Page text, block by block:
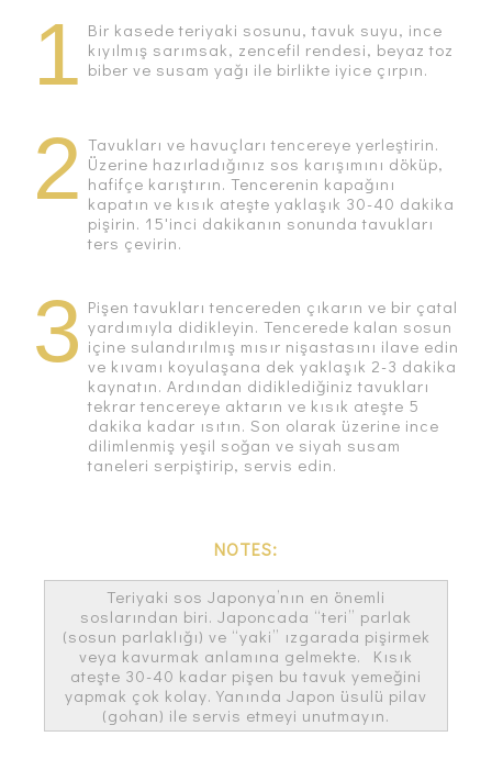
1 Bir kasede teriyaki sosunu, tavuk suyu, ince
kıyılmış sarımsak, zencefil rendesi, beyaz toz
biber ve susam yağı ile birlikte iyice çırpın.
2 Tavukları ve havuçları tencereye yerleştirin.
Üzerine hazırladığınız sos karışımını döküp,
hafifçe karıştırın. Tencerenin kapağını
kapatın ve kısık ateşte yaklaşık 30-40 dakika
pişirin. 15'inci dakikanın sonunda tavukları
ters çevirin.
3 Pişen tavukları tencereden çıkarın ve bir çatal
yardımıyla didikleyin. Tencerede kalan sosun
içine sulandırılmış mısır nişastasını ilave edin
ve kıvamı koyulaşana dek yaklaşık 2-3 dakika
kaynatın. Ardından didiklediğiniz tavukları
tekrar tencereye aktarın ve kısık ateşte 5
dakika kadar ısıtın. Son olarak üzerine ince
dilimlenmiş yeşil soğan ve siyah susam
taneleri serpiştirip, servis edin.
NOTES:
Teriyaki sos Japonya’nın en önemli
soslarından biri. Japoncada “teri” parlak
(sosun parlaklığı) ve “yaki” ızgarada pişirmek
veya kavurmak anlamına gelmekte. Kısık
ateşte 30-40 kadar pişen bu tavuk yemeğini
yapmak çok kolay. Yanında Japon üsulü pilav
(gohan) ile servis etmeyi unutmayın.